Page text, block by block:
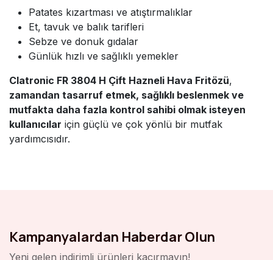
Patates kızartması ve atıştırmalıklar
Et, tavuk ve balık tarifleri
Sebze ve donuk gıdalar
Günlük hızlı ve sağlıklı yemekler
Clatronic FR 3804 H Çift Hazneli Hava Fritözü,
zamandan tasarruf etmek, sağlıklı beslenmek ve
mutfakta daha fazla kontrol sahibi olmak isteyen
kullanıcılar için güçlü ve çok yönlü bir mutfak
yardımcısıdır.
Kampanyalardan Haberdar Olun
Yeni gelen indirimli ürünleri kaçırmayın!